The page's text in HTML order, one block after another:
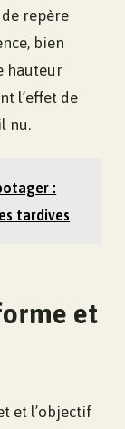
repère
bien
hauteur
l’effet de
nu.
:
tardives
et
et l’objectif